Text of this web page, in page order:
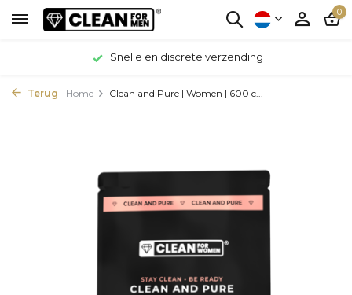
0
Snelle en discrete verzending
Terug Home Clean and Pure | Women | 600 c...